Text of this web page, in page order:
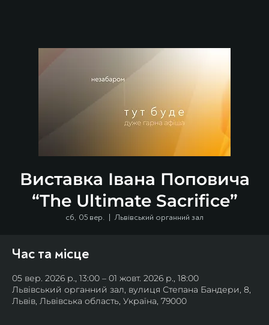
Виставка Івана Поповича
“The Ultimate Sacrifice”
сб, 05 вер.
  |
Львівський органний зал
Час та місце
05 вер. 2026 р., 13:00 – 01 жовт. 2026 р., 18:00
Львівський органний зал, вулиця Степана Бандери, 8,
Львів, Львівська область, Україна, 79000